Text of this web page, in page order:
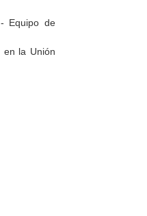
- Equipo de
en la Unión